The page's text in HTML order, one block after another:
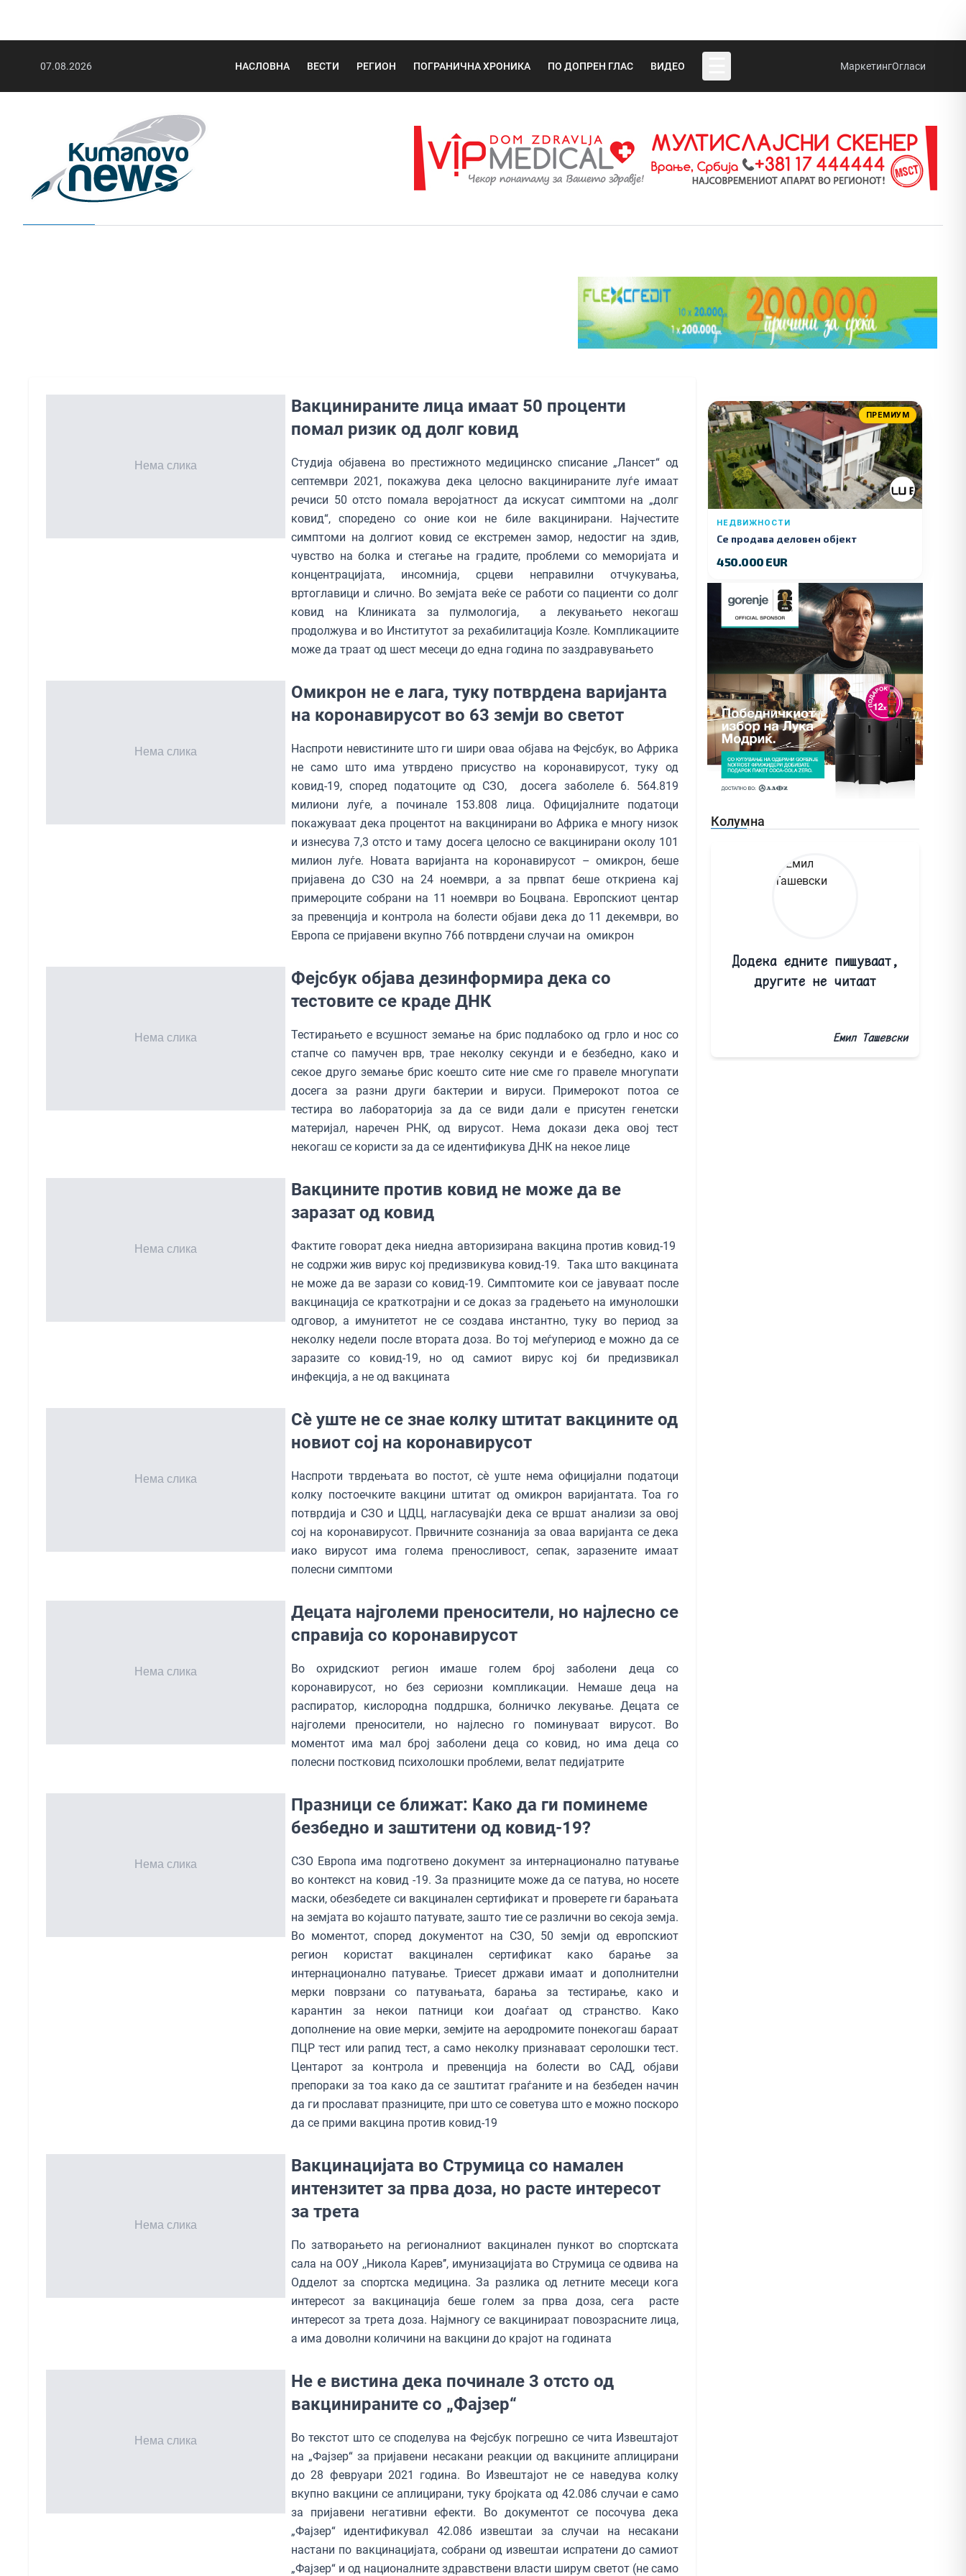
07.08.2026 НАСЛОВНА ВЕСТИ РЕГИОН ПОГРАНИЧНА ХРОНИКА ПО ДОПРЕН ГЛАС ВИДЕО МаркетингОгласи
Вакцинираните лица имаат 50 проценти
помал ризик од долг ковид
Студија објавена во престижното медицинско списание „Лансет“ од
септември 2021, покажува дека целосно вакцинираните луѓе имаат
речиси 50 отсто помала веројатност да искусат симптоми на „долг
ковид“, споредено со оние кои не биле вакцинирани. Најчестите
симптоми на долгиот ковид се екстремен замор, недостиг на здив,
чувство на болка и стегање на градите, проблеми со меморијата и
концентрацијата, инсомнија, срцеви неправилни отчукувања,
вртоглавици и слично. Во земјата веќе се работи со пациенти со долг
ковид на Клиниката за пулмологија, а лекувањето некогаш
продолжува и во Институтот за рехабилитација Козле. Компликациите
може да траат од шест месеци до една година по заздравувањето
Омикрон не е лага, туку потврдена варијанта
на коронавирусот во 63 земји во светот
Наспроти невистините што ги шири оваа објава на Фејсбук, во Африка
не само што има утврдено присуство на коронавирусот, туку од
ковид-19, според податоците од СЗО, досега заболеле 6. 564.819
милиони луѓе, а починале 153.808 лица. Официјалните податоци
покажуваат дека процентот на вакцинирани во Африка е многу низок
и изнесува 7,3 отсто и таму досега целосно се вакцинирани околу 101
милион луѓе. Новата варијанта на коронавирусот – омикрон, беше
пријавена до СЗО на 24 ноември, а за првпат беше откриена кај
примероците собрани на 11 ноември во Боцвана. Европскиот центар
за превенција и контрола на болести објави дека до 11 декември, во
Европа се пријавени вкупно 766 потврдени случаи на омикрон
Фејсбук објава дезинформира дека со
тестовите се краде ДНК
Тестирањето е всушност земање на брис подлабоко од грло и нос со
стапче со памучен врв, трае неколку секунди и е безбедно, како и
секое друго земање брис коешто сите ние сме го правеле многупати
досега за разни други бактерии и вируси. Примерокот потоа се
тестира во лабораторија за да се види дали е присутен генетски
материјал, наречен РНК, од вирусот. Нема докази дека овој тест
некогаш се користи за да се идентификува ДНК на некое лице
Вакцините против ковид не може да ве
заразат од ковид
Фактите говорат дека ниедна авторизирана вакцина против ковид-19
не содржи жив вирус кој предизвикува ковид-19. Така што вакцината
не може да ве зарази со ковид-19. Симптомите кои се јавуваат после
вакцинација се краткотрајни и се доказ за градењето на имунолошки
одговор, а имунитетот не се создава инстантно, туку во период за
неколку недели после втората доза. Во тој меѓупериод е можно да се
заразите со ковид-19, но од самиот вирус кој би предизвикал
инфекција, а не од вакцината
Сè уште не се знае колку штитат вакцините од
новиот сој на коронавирусот
Наспроти тврдењата во постот, сè уште нема официјални податоци
колку постоечките вакцини штитат од омикрон варијантата. Тоа го
потврдија и СЗО и ЦДЦ, нагласувајќи дека се вршат анализи за овој
сој на коронавирусот. Првичните сознанија за оваа варијанта се дека
иако вирусот има голема преносливост, сепак, заразените имаат
полесни симптоми
Децата најголеми преносители, но најлесно се
справија со коронавирусот
Во охридскиот регион имаше голем број заболени деца со
коронавирусот, но без сериозни компликации. Немаше деца на
распиратор, кислородна поддршка, болничко лекување. Децата се
најголеми преносители, но најлесно го поминуваат вирусот. Во
моментот има мал број заболени деца со ковид, но има деца со
полесни постковид психолошки проблеми, велат педијатрите
Празници се ближат: Како да ги поминеме
безбедно и заштитени од ковид-19?
СЗО Европа има подготвено документ за интернационално патување
во контекст на ковид -19. За празниците може да се патува, но носете
маски, обезбедете си вакцинален сертификат и проверете ги барањата
на земјата во којашто патувате, зашто тие се различни во секоја земја.
Во моментот, според документот на СЗО, 50 земји од европскиот
регион користат вакцинален сертификат како барање за
интернационално патување. Триесет држави имаат и дополнителни
мерки поврзани со патувањата, барања за тестирање, како и
карантин за некои патници кои доаѓаат од странство. Како
дополнение на овие мерки, земјите на аеродромите понекогаш бараат
ПЦР тест или рапид тест, а само неколку признаваат серолошки тест.
Центарот за контрола и превенција на болести во САД, објави
препораки за тоа како да се заштитат граѓаните и на безбеден начин
да ги прослават празниците, при што се советува што е можно поскоро
да се прими вакцина против ковид-19
Вакцинацијата во Струмица со намален
интензитет за прва доза, но расте интересот
за трета
По затворањето на регионалниот вакцинален пункот во спортската
сала на ООУ ,,Никола Карев’’, имунизацијата во Струмица се одвива на
Одделот за спортска медицина. За разлика од летните месеци кога
интересот за вакцинација беше голем за прва доза, сега расте
интересот за трета доза. Најмногу се вакцинираат повозрасните лица,
а има доволни количини на вакцини до крајот на годината
Не е вистина дека починале 3 отсто од
вакцинираните со „Фајзер“
Во текстот што се споделува на Фејсбук погрешно се чита Извештајот
на „Фајзер“ за пријавени несакани реакции од вакцините аплицирани
до 28 февруари 2021 година. Во Извештајот не се наведува колку
вкупно вакцини се аплицирани, туку бројката од 42.086 случаи е само
за пријавени негативни ефекти. Во документот се посочува дека
„Фајзер“ идентификувал 42.086 извештаи за случаи на несакани
настани по вакцинацијата, собрани од извештаи испратени до самиот
„Фајзер“ и од националните здравствени власти ширум светот (не само
ПРЕМИУМ
НЕДВИЖНОСТИ
Се продава деловен објект
450.000 EUR
Колумна
Додека едните пишуваат,
другите не читаат
Емил Ташевски